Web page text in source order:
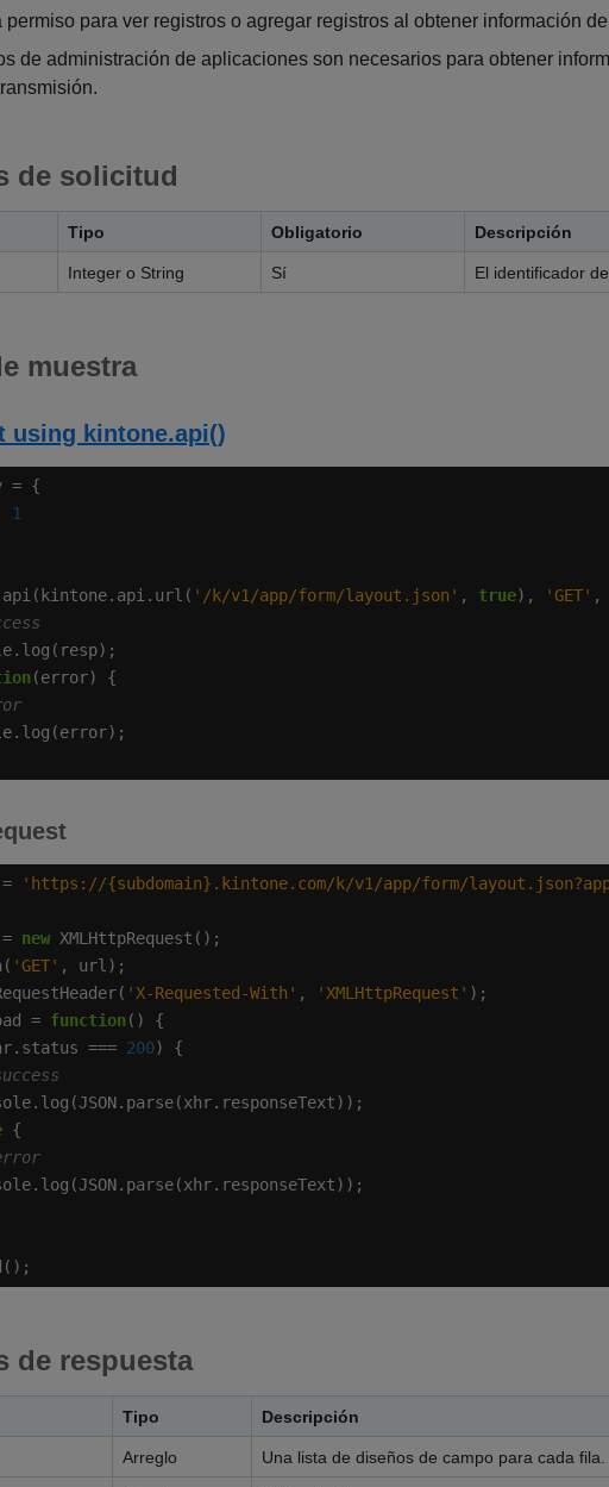
permiso para ver registros o agregar registros al obtener información
de administración de aplicaciones son necesarios para obtener
de solicitud
Tipo Obligatorio Descripción
Integer o String Sí El identificador
muestra
using kintone.api()
1
'/k/v1/app/form/layout.json' , true), 'GET' ,
'https://{subdomain}.kintone.com/k/v1/app/form/
new
'GET'
'X-Requested-With' , 'XMLHttpRequest'
= function
=== 200
de respuesta
Tipo Descripción
Arreglo Una lista de diseños de campo para cada fila.